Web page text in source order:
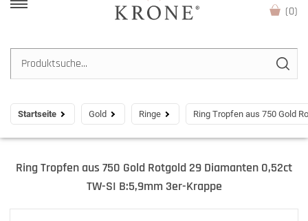
(0)
Startseite Gold Ringe Ring Tropfen aus 750 Gold
Ring Tropfen aus 750 Gold Rotgold 29 Diamanten 0,52ct
TW-SI B:5,9mm 3er-Krappe